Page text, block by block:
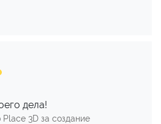
дела!
3D за создание